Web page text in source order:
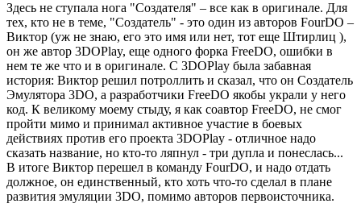
Здесь не ступала нога "Создателя" – все как в оригинале. Для
тех, кто не в теме, "Создатель" - это один из авторов FourDO –
Виктор (уж не знаю, его это имя или нет, тот еще Штирлиц ),
он же автор 3DOPlay, еще одного форка FreeDO, ошибки в
нем те же что и в оригинале. С 3DOPlay была забавная
история: Виктор решил потроллить и сказал, что он Создатель
Эмулятора 3DO, а разработчики FreeDO якобы украли у него
код. К великому моему стыду, я как соавтор FreeDO, не смог
пройти мимо и принимал активное участие в боевых
действиях против его проекта 3DOPlay - отличное надо
сказать название, но кто-то ляпнул - три дупла и понеслась...
В итоге Виктор перешел в команду FourDO, и надо отдать
должное, он единственный, кто хоть что-то сделал в плане
развития эмуляции 3DO, помимо авторов первоисточника.